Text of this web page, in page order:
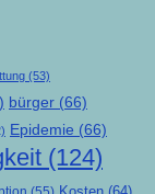
(53)
bürger (66)
Epidemie (66)
(124)
(55)